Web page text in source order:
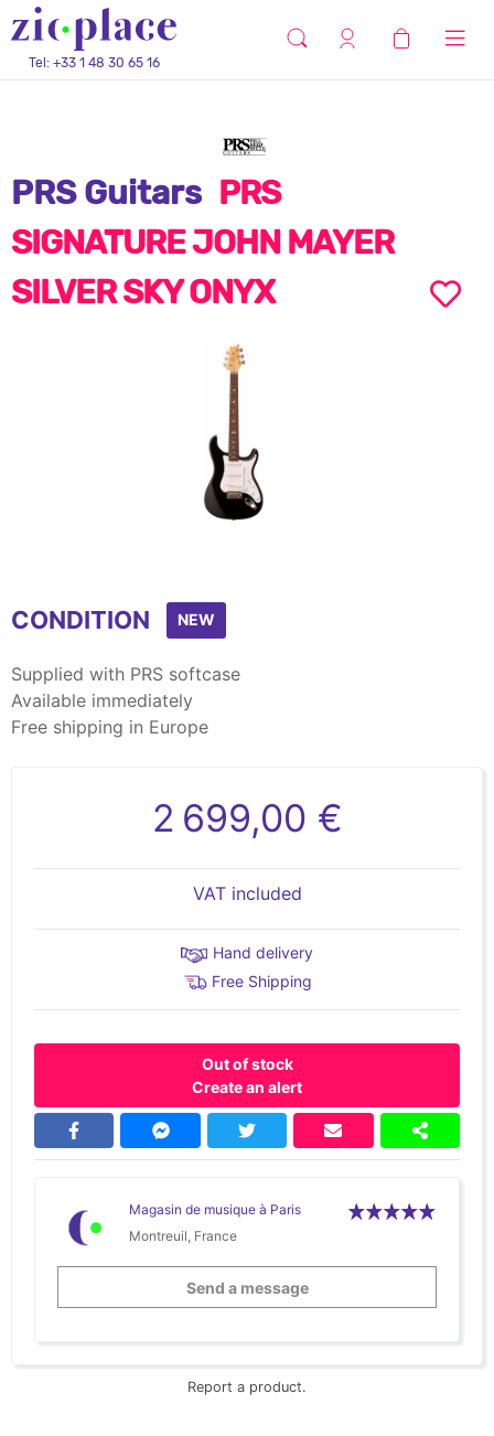
Tel: +33 1 48 30 65 16
PRS Guitars PRS
SIGNATURE JOHN MAYER
SILVER SKY ONYX
CONDITION NEW
Supplied with PRS softcase
Available immediately
Free shipping in Europe
2 699,00 €
VAT included
Hand delivery
Free Shipping
Out of stock
Create an alert
Magasin de musique à Paris
Montreuil, France
Send a message
Report a product.